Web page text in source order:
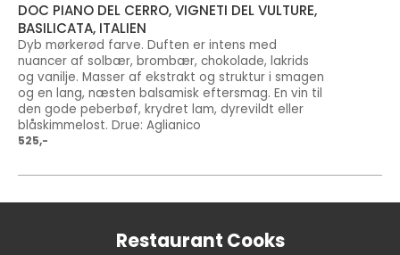
DOC PIANO DEL CERRO, VIGNETI DEL VULTURE,
BASILICATA, ITALIEN
Dyb mørkerød farve. Duften er intens med
nuancer af solbær, brombær, chokolade, lakrids
og vanilje. Masser af ekstrakt og struktur i smagen
og en lang, næsten balsamisk eftersmag. En vin til
den gode peberbøf, krydret lam, dyrevildt eller
blåskimmelost. Drue: Aglianico
525,-
Restaurant Cooks